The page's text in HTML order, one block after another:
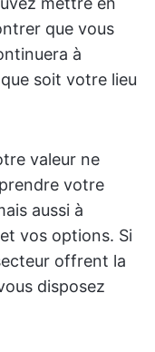
que vous
à
soit votre lieu
valeur ne
votre
aussi à
vos options. Si
offrent la
disposez